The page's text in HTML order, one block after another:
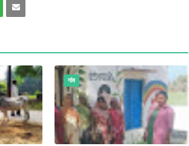
गांव